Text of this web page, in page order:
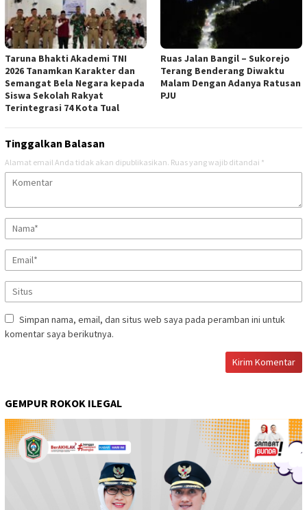
Taruna Bhakti Akademi TNI
2026 Tanamkan Karakter dan
Semangat Bela Negara kepada
Siswa Sekolah Rakyat
Terintegrasi 74 Kota Tual
Ruas Jalan Bangil – Sukorejo
Terang Benderang Diwaktu
Malam Dengan Adanya Ratusan
PJU
Tinggalkan Balasan
Alamat email Anda tidak akan dipublikasikan. Ruas yang wajib ditandai *
Simpan nama, email, dan situs web saya pada peramban ini untuk
komentar saya berikutnya.
GEMPUR ROKOK ILEGAL